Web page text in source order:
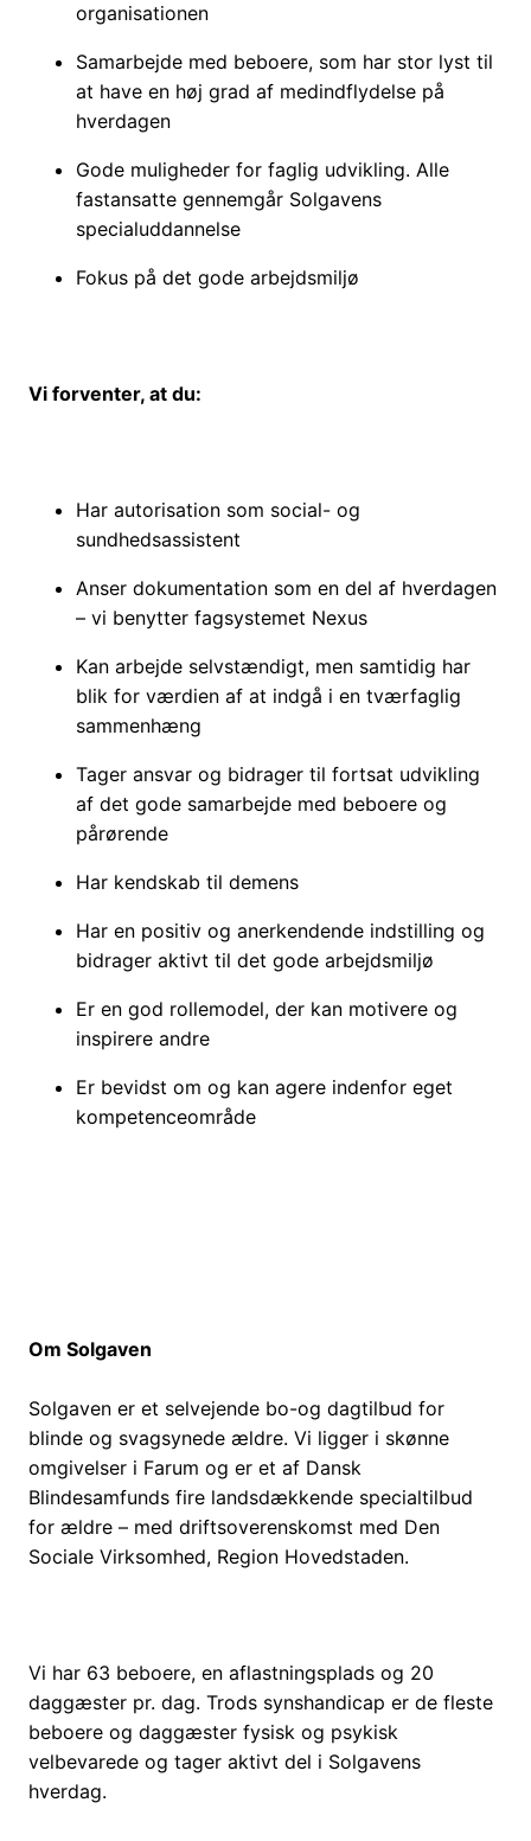
organisationen
Samarbejde med beboere, som har stor lyst til
at have en høj grad af medindflydelse på
hverdagen
Gode muligheder for faglig udvikling. Alle
fastansatte gennemgår Solgavens
specialuddannelse
Fokus på det gode arbejdsmiljø
Vi forventer, at du:
Har autorisation som social- og
sundhedsassistent
Anser dokumentation som en del af hverdagen
– vi benytter fagsystemet Nexus
Kan arbejde selvstændigt, men samtidig har
blik for værdien af at indgå i en tværfaglig
sammenhæng
Tager ansvar og bidrager til fortsat udvikling
af det gode samarbejde med beboere og
pårørende
Har kendskab til demens
Har en positiv og anerkendende indstilling og
bidrager aktivt til det gode arbejdsmiljø
Er en god rollemodel, der kan motivere og
inspirere andre
Er bevidst om og kan agere indenfor eget
kompetenceområde
Om Solgaven
Solgaven er et selvejende bo-og dagtilbud for
blinde og svagsynede ældre. Vi ligger i skønne
omgivelser i Farum og er et af Dansk
Blindesamfunds fire landsdækkende specialtilbud
for ældre – med driftsoverenskomst med Den
Sociale Virksomhed, Region Hovedstaden.
Vi har 63 beboere, en aflastningsplads og 20
daggæster pr. dag. Trods synshandicap er de fleste
beboere og daggæster fysisk og psykisk
velbevarede og tager aktivt del i Solgavens
hverdag.